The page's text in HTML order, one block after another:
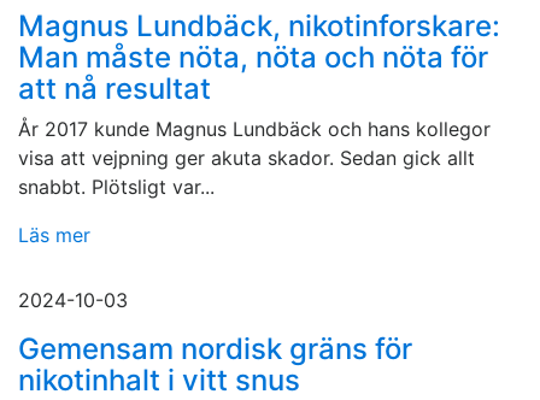
Magnus Lundbäck, nikotinforskare:
Man måste nöta, nöta och nöta för
att nå resultat
År 2017 kunde Magnus Lundbäck och hans kollegor
visa att vejpning ger akuta skador. Sedan gick allt
snabbt. Plötsligt var...
Läs mer
2024-10-03
Gemensam nordisk gräns för
nikotinhalt i vitt snus